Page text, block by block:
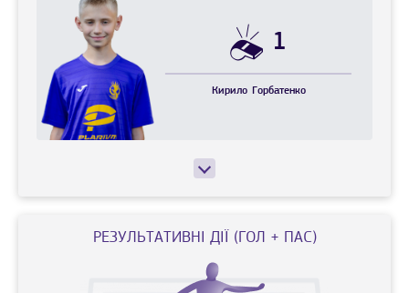
1
Кирило Горбатенко
РЕЗУЛЬТАТИВНІ ДІЇ (ГОЛ + ПАС)